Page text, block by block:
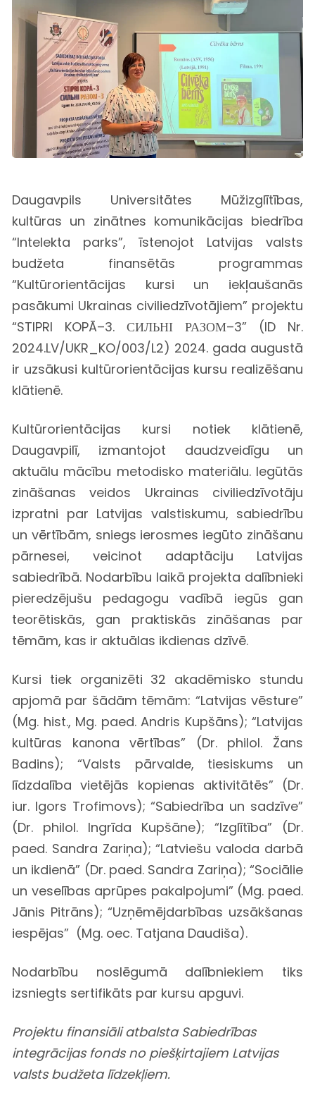
Daugavpils Universitātes Mūžizglītības,
kultūras un zinātnes komunikācijas biedrība
“Intelekta parks”, īstenojot Latvijas valsts
budžeta finansētās programmas
“Kultūrorientācijas kursi un iekļaušanās
pasākumi Ukrainas civiliedzīvotājiem” projektu
“STIPRI KOPĀ–3. СИЛЬНІ РАЗОМ–3” (ID Nr.
2024.LV/UKR_KO/003/L2) 2024. gada augustā
ir uzsākusi kultūrorientācijas kursu realizēšanu
klātienē.
Kultūrorientācijas kursi notiek klātienē,
Daugavpilī, izmantojot daudzveidīgu un
aktuālu mācību metodisko materiālu. Iegūtās
zināšanas veidos Ukrainas civiliedzīvotāju
izpratni par Latvijas valstiskumu, sabiedrību
un vērtībām, sniegs ierosmes iegūto zināšanu
pārnesei, veicinot adaptāciju Latvijas
sabiedrībā. Nodarbību laikā projekta dalībnieki
pieredzējušu pedagogu vadībā iegūs gan
teorētiskās, gan praktiskās zināšanas par
tēmām, kas ir aktuālas ikdienas dzīvē.
Kursi tiek organizēti 32 akadēmisko stundu
apjomā par šādām tēmām: “Latvijas vēsture”
(Mg. hist., Mg. paed. Andris Kupšāns); “Latvijas
kultūras kanona vērtības” (Dr. philol. Žans
Badins); “Valsts pārvalde, tiesiskums un
līdzdalība vietējās kopienas aktivitātēs” (Dr.
iur. Igors Trofimovs); “Sabiedrība un sadzīve”
(Dr. philol. Ingrīda Kupšāne); “Izglītība” (Dr.
paed. Sandra Zariņa); “Latviešu valoda darbā
un ikdienā” (Dr. paed. Sandra Zariņa); “Sociālie
un veselības aprūpes pakalpojumi” (Mg. paed.
Jānis Pitrāns); “Uzņēmējdarbības uzsākšanas
iespējas” (Mg. oec. Tatjana Daudiša).
Nodarbību noslēgumā dalībniekiem tiks
izsniegts sertifikāts par kursu apguvi.
Projektu finansiāli atbalsta Sabiedrības
integrācijas fonds no piešķirtajiem Latvijas
valsts budžeta līdzekļiem.